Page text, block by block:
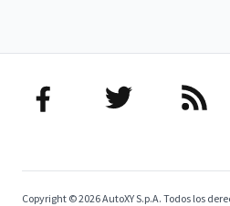
Copyright © 2026 AutoXY S.p.A. Todos los